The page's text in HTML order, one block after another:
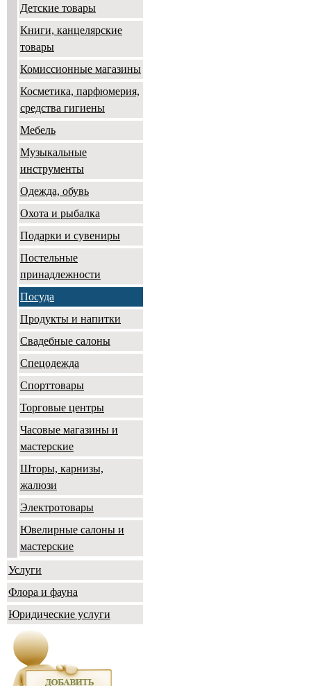
Детские товары
Книги, канцелярские
товары
Комиссионные магазины
Косметика, парфюмерия,
средства гигиены
Мебель
Музыкальные
инструменты
Одежда, обувь
Охота и рыбалка
Подарки и сувениры
Постельные
принадлежности
Посуда
Продукты и напитки
Свадебные салоны
Спецодежда
Спорттовары
Торговые центры
Часовые магазины и
мастерские
Шторы, карнизы,
жалюзи
Электротовары
Ювелирные салоны и
мастерские
Услуги
Флора и фауна
Юридические услуги